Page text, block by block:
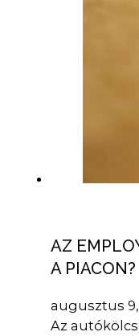
AZ
A PIACON?
augusztus
Az